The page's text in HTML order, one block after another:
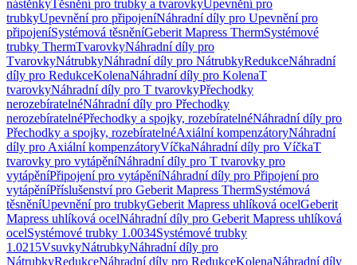
nástěnkyTěsnění pro trubky a tvarovkyUpevnění pro
trubkyUpevnění pro připojeníNáhradní díly pro Upevnění pro
připojeníSystémová těsněníGeberit Mapress ThermSystémové
trubky ThermTvarovkyNáhradní díly pro
TvarovkyNátrubkyNáhradní díly pro NátrubkyRedukceNáhradní
díly pro RedukceKolenaNáhradní díly pro KolenaT
tvarovkyNáhradní díly pro T tvarovkyPřechodky
nerozebíratelnéNáhradní díly pro Přechodky
nerozebíratelnéPřechodky a spojky, rozebíratelnéNáhradní díly pro
Přechodky a spojky, rozebíratelnéAxiální kompenzátoryNáhradní
díly pro Axiální kompenzátoryVíčkaNáhradní díly pro VíčkaT
tvarovky pro vytápěníNáhradní díly pro T tvarovky pro
vytápěníPřipojení pro vytápěníNáhradní díly pro Připojení pro
vytápěníPříslušenství pro Geberit Mapress ThermSystémová
těsněníUpevnění pro trubkyGeberit Mapress uhlíková ocelGeberit
Mapress uhlíková ocelNáhradní díly pro Geberit Mapress uhlíková
ocelSystémové trubky 1.0034Systémové trubky
1.0215VsuvkyNátrubkyNáhradní díly pro
NátrubkyRedukceNáhradní díly pro RedukceKolenaNáhradní díly